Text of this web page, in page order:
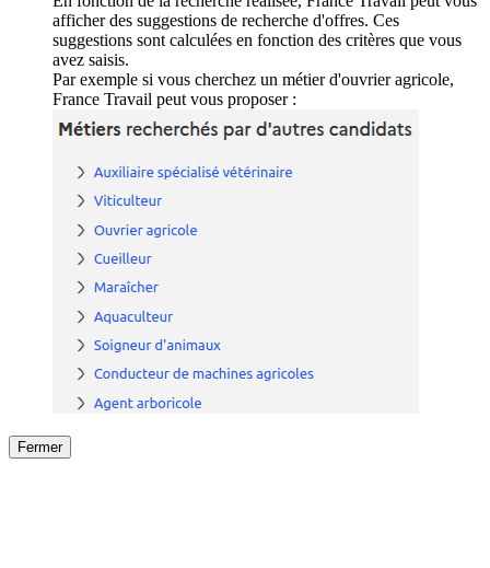
afficher des suggestions de recherche d'offres. Ces
suggestions sont calculées en fonction des critères que vous
avez saisis.
Par exemple si vous cherchez un métier d'ouvrier agricole,
France Travail peut vous proposer :
Fermer